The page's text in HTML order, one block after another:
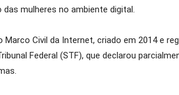
mulheres no ambiente digital.
Civil da Internet, criado em 2014 e
Federal (STF), que declarou